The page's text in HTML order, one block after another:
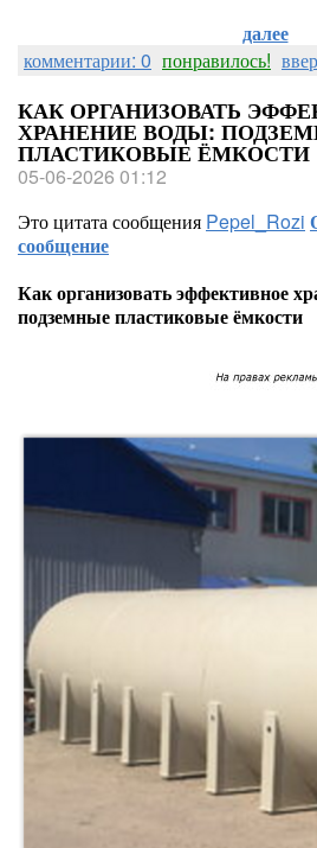
далее
комментарии: 0 понравилось!
КАК ОРГАНИЗОВАТЬ
ХРАНЕНИЕ ВОДЫ:
ПЛАСТИКОВЫЕ ЁМКОСТИ
05-06-2026 01:12
Это цитата сообщения Pepel_Rozi
сообщение
Как организовать эффективное
подземные пластиковые ёмкости